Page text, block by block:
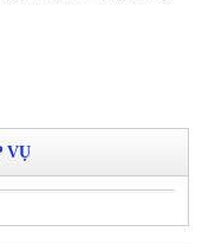
VỤ